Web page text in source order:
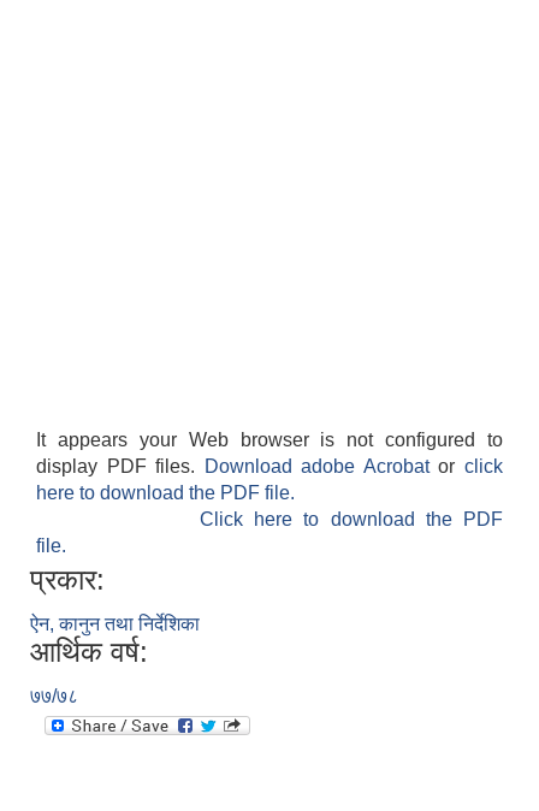
It appears your Web browser is not configured to
display PDF files.
Download adobe Acrobatorclick
here to download the PDF file.
Click here to download the PDF
file.
प्रकार:
ऐन, कानुन तथा निर्देशिका
आर्थिक वर्ष:
७७/७८